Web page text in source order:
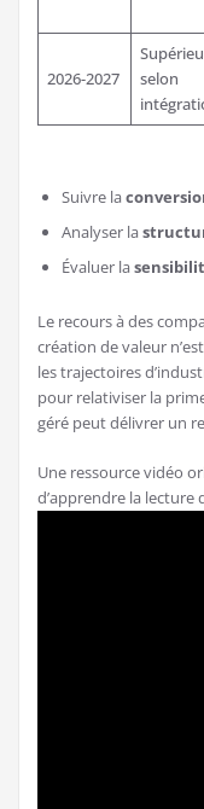
2026-2027
selon
Suivre la
Analyser la
Évaluer la
Le recours à des
création de valeur
les trajectoires
pour relativiser la
géré peut délivrer un
Une ressource vidéo
d’apprendre la lecture